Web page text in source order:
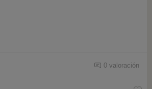
0 valoración